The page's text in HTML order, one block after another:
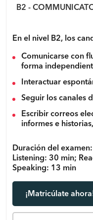
B2 -
En el nivel B2, los
Comunicarse con
forma
Interactuar
Seguir los canales
Escribir correos
informes e
Duración del examen:
Listening: 30 min;
Speaking: 13 min
¡Matricúlate